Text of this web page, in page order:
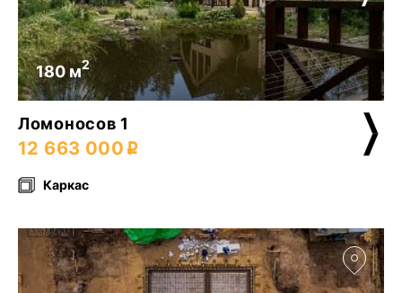
180 м2
Ломоносов 1
12 663 000
Каркас